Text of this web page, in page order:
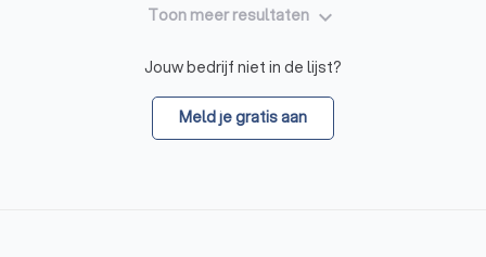
Toon meer resultaten keyboard_arrow_down
Jouw bedrijf niet in de lijst?
Meld je gratis aan